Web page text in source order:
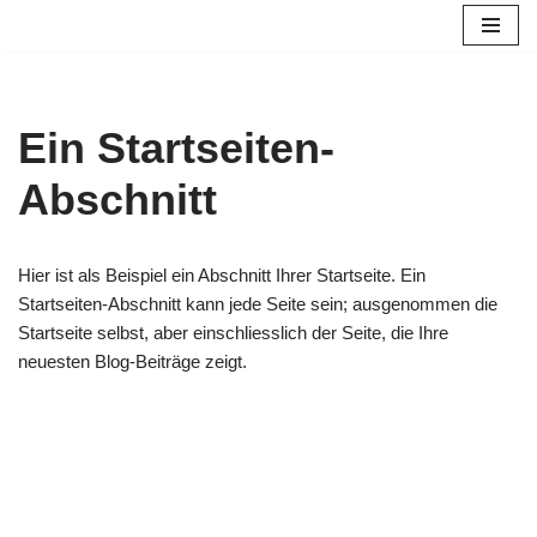
Ein Startseiten-
Abschnitt
Hier ist als Beispiel ein Abschnitt Ihrer Startseite. Ein
Startseiten-Abschnitt kann jede Seite sein; ausgenommen die
Startseite selbst, aber einschliesslich der Seite, die Ihre
neuesten Blog-Beiträge zeigt.